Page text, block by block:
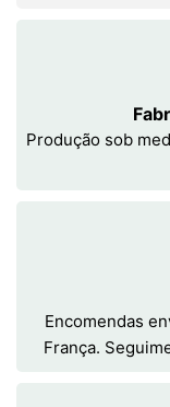
Produção sob
Encomendas
França.